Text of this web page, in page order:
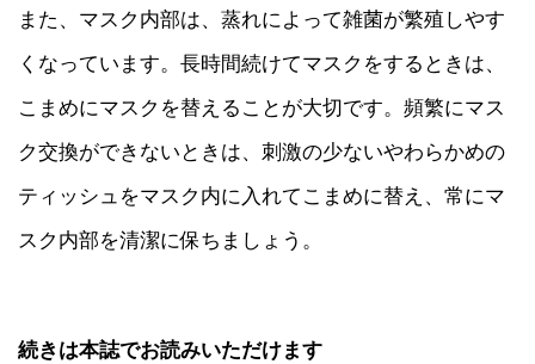
また、マスク内部は、蒸れによって雑菌が繁殖しやす
くなっています。長時間続けてマスクをするときは、
こまめにマスクを替えることが大切です。頻繁にマス
ク交換ができないときは、刺激の少ないやわらかめの
ティッシュをマスク内に入れてこまめに替え、常にマ
スク内部を清潔に保ちましょう。
続きは本誌でお読みいただけます